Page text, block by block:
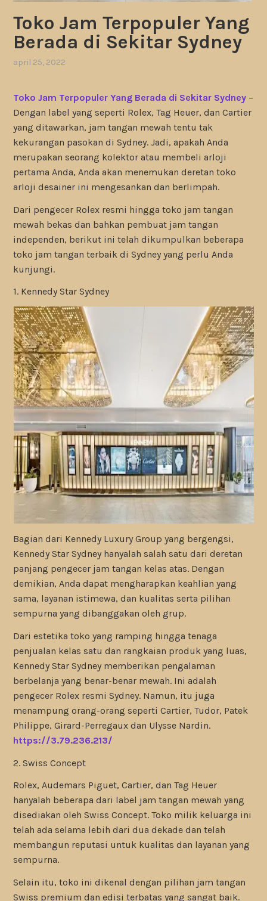
Toko Jam Terpopuler Yang
Berada di Sekitar Sydney
april 25, 2022
Toko Jam Terpopuler Yang Berada di Sekitar Sydney –
Dengan label yang seperti Rolex, Tag Heuer, dan Cartier
yang ditawarkan, jam tangan mewah tentu tak
kekurangan pasokan di Sydney. Jadi, apakah Anda
merupakan seorang kolektor atau membeli arloji
pertama Anda, Anda akan menemukan deretan toko
arloji desainer ini mengesankan dan berlimpah.
Dari pengecer Rolex resmi hingga toko jam tangan
mewah bekas dan bahkan pembuat jam tangan
independen, berikut ini telah dikumpulkan beberapa
toko jam tangan terbaik di Sydney yang perlu Anda
kunjungi.
1. Kennedy Star Sydney
Bagian dari Kennedy Luxury Group yang bergengsi,
Kennedy Star Sydney hanyalah salah satu dari deretan
panjang pengecer jam tangan kelas atas. Dengan
demikian, Anda dapat mengharapkan keahlian yang
sama, layanan istimewa, dan kualitas serta pilihan
sempurna yang dibanggakan oleh grup.
Dari estetika toko yang ramping hingga tenaga
penjualan kelas satu dan rangkaian produk yang luas,
Kennedy Star Sydney memberikan pengalaman
berbelanja yang benar-benar mewah. Ini adalah
pengecer Rolex resmi Sydney. Namun, itu juga
menampung orang-orang seperti Cartier, Tudor, Patek
Philippe, Girard-Perregaux dan Ulysse Nardin.
https://3.79.236.213/
2. Swiss Concept
Rolex, Audemars Piguet, Cartier, dan Tag Heuer
hanyalah beberapa dari label jam tangan mewah yang
disediakan oleh Swiss Concept. Toko milik keluarga ini
telah ada selama lebih dari dua dekade dan telah
membangun reputasi untuk kualitas dan layanan yang
sempurna.
Selain itu, toko ini dikenal dengan pilihan jam tangan
Swiss premium dan edisi terbatas yang sangat baik.